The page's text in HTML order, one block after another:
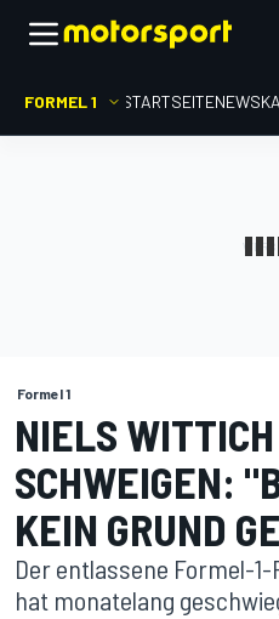
FORMEL 1 STARTSEITENEWS
Formel 1
NIELS
SCHWEIGEN:
KEIN GRUND
Der entlassene Formel-
hat monatelang